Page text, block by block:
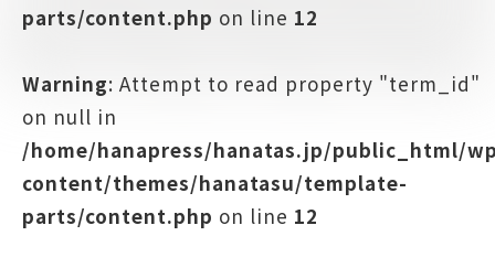
parts/content.php on line 12
Warning: Attempt to read property "term_id"
on null in
/home/hanapress/hanatas.jp/public_html/
content/themes/hanatasu/template-
parts/content.php on line 12